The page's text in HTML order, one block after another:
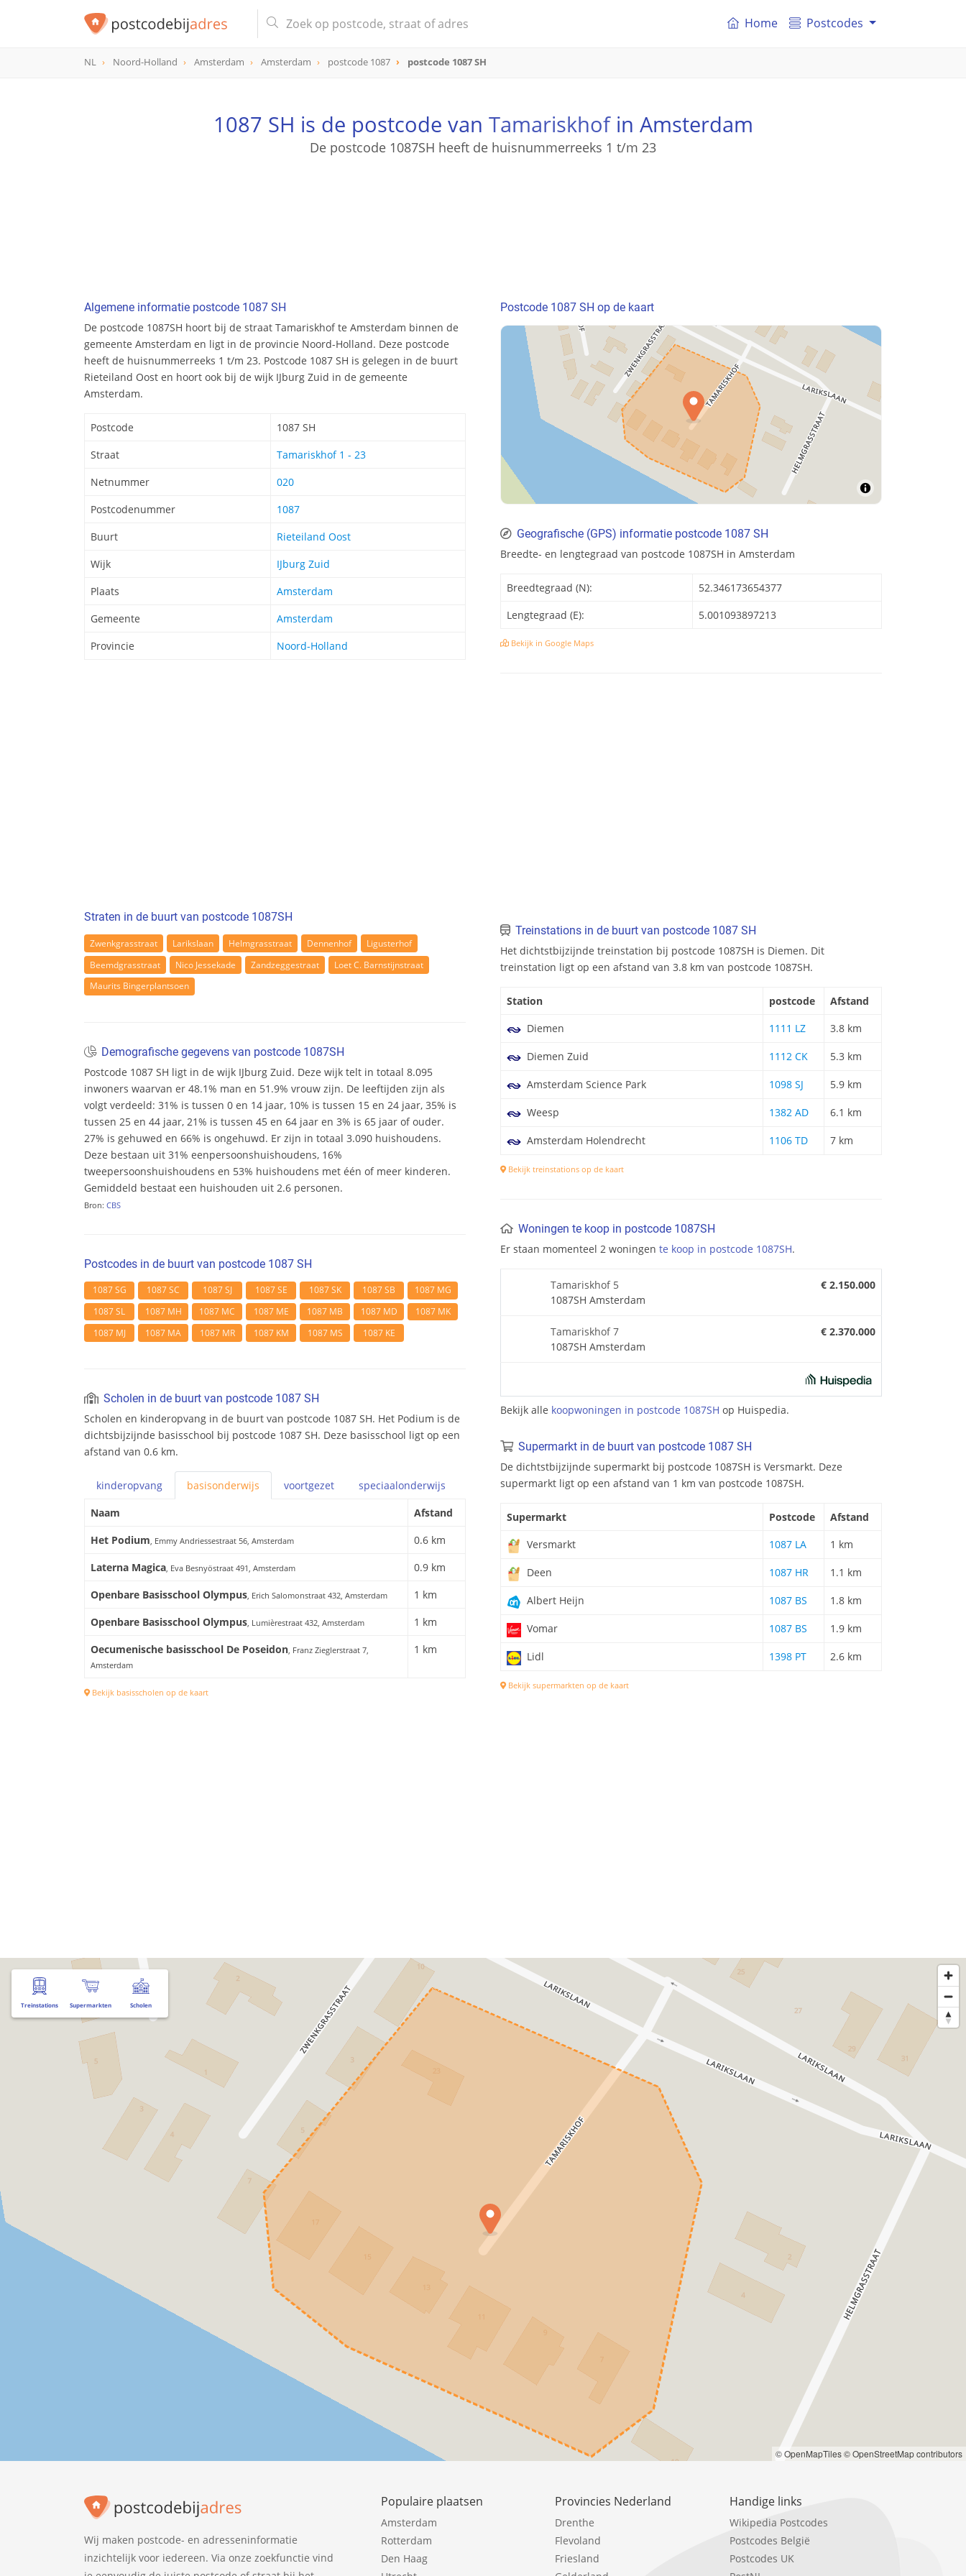
Home Postcodes
NL Noord-Holland Amsterdam Amsterdam postcode 1087 postcode 1087 SH
1087 SH is de postcode van Tamariskhofin Amsterdam
De postcode 1087SH heeft de huisnummerreeks 1 t/m 23
Algemene informatie postcode 1087 SH
De postcode 1087SH hoort bij de straat Tamariskhof te Amsterdam binnen de
gemeente Amsterdam en ligt in de provincie Noord-Holland. Deze postcode
heeft de huisnummerreeks 1 t/m 23. Postcode 1087 SH is gelegen in de buurt
Rieteiland Oost en hoort ook bij de wijk IJburg Zuid in de gemeente
Amsterdam.
Postcode
1087 SH
Straat
Tamariskhof 1 - 23
Netnummer
020
Postcodenummer
1087
Buurt
Rieteiland Oost
Wijk
IJburg Zuid
Plaats
Amsterdam
Gemeente
Amsterdam
Provincie
Noord-Holland
Straten in de buurt van postcode 1087SH
Zwenkgrasstraat Larikslaan Helmgrasstraat Dennenhof
Ligusterhof
Beemdgrasstraat
Nico Jessekade Zandzeggestraat
Loet C. Barnstijnstraat
Maurits Bingerplantsoen
Demografische gegevens van postcode 1087SH
Postcode 1087 SH ligt in de wijk IJburg Zuid. Deze wijk telt in totaal 8.095
inwoners waarvan er 48.1% man en 51.9% vrouw zijn. De leeftijden zijn als
volgt verdeeld: 31% is tussen 0 en 14 jaar, 10% is tussen 15 en 24 jaar, 35% is
tussen 25 en 44 jaar, 21% is tussen 45 en 64 jaar en 3% is 65 jaar of ouder.
27% is gehuwed en 66% is ongehuwd. Er zijn in totaal 3.090 huishoudens.
Deze bestaan uit 31% eenpersoonshuishoudens, 16%
tweepersoonshuishoudens en 53% huishoudens met één of meer kinderen.
Gemiddeld bestaat een huishouden uit 2.6 personen.
Bron: CBS
Postcodes in de buurt van postcode 1087 SH
1087 SG 1087 SC 1087 SJ 1087 SE 1087 SK 1087 SB
1087 MG
1087 SL
1087 MH 1087 MC 1087 ME 1087 MB 1087 MD
1087 MK
1087 MJ
1087 MA 1087 MR 1087 KM 1087 MS 1087 KE
Scholen in de buurt van postcode 1087 SH
Scholen en kinderopvang in de buurt van postcode 1087 SH. Het Podium is de
dichtsbijzijnde basisschool bij postcode 1087 SH. Deze basisschool ligt op een
afstand van 0.6 km.
kinderopvang basisonderwijs voortgezet speciaalonderwijs
Naam
Afstand
Het Podium, Emmy Andriessestraat 56, Amsterdam
0.6 km
Laterna Magica, Eva Besnyöstraat 491, Amsterdam
0.9 km
Openbare Basisschool Olympus, Erich Salomonstraat 432, Amsterdam
1 km
Openbare Basisschool Olympus, Lumièrestraat 432, Amsterdam
1 km
Oecumenische basisschool De Poseidon, Franz Zieglerstraat 7,
Amsterdam
1 km
Bekijk basisscholen op de kaart
Postcode 1087 SH op de kaart
Geografische (GPS) informatie postcode 1087 SH
Breedte- en lengtegraad van postcode 1087SH in Amsterdam
Breedtegraad (N):
52.346173654377
Lengtegraad (E):
5.001093897213
Bekijk in Google Maps
Treinstations in de buurt van postcode 1087 SH
Het dichtstbijzijnde treinstation bij postcode 1087SH is Diemen. Dit
treinstation ligt op een afstand van 3.8 km van postcode 1087SH.
Station postcode
Afstand
Diemen
1111 LZ 3.8 km
Diemen Zuid 1112 CK 5.3 km
Amsterdam Science Park 1098 SJ 5.9 km
Weesp 1382 AD 6.1 km
Amsterdam Holendrecht 1106 TD 7 km
Bekijk treinstations op de kaart
Woningen te koop in postcode 1087SH
Er staan momenteel 2 woningen te koop in postcode 1087SH.
Tamariskhof 5
1087SH Amsterdam
€ 2.150.000
Tamariskhof 7
1087SH Amsterdam
€ 2.370.000
Bekijk alle koopwoningen in postcode 1087SH op Huispedia.
Supermarkt in de buurt van postcode 1087 SH
De dichtstbijzijnde supermarkt bij postcode 1087SH is Versmarkt. Deze
supermarkt ligt op een afstand van 1 km van postcode 1087SH.
Supermarkt Postcode
Afstand
Versmarkt
1087 LA 1 km
Deen 1087 HR 1.1 km
Albert Heijn 1087 BS 1.8 km
Vomar 1087 BS 1.9 km
Lidl 1398 PT 2.6 km
Bekijk supermarkten op de kaart
Treinstations Supermarkten Scholen
© OpenMapTiles© OpenStreetMap contributors
Wij maken postcode- en adresseninformatie
inzichtelijk voor iedereen. Via onze zoekfunctie vind
Populaire plaatsen
Amsterdam
Rotterdam
Den Haag
Provincies Nederland
Drenthe
Flevoland
Friesland
Handige links
Wikipedia Postcodes
Postcodes België
Postcodes UK